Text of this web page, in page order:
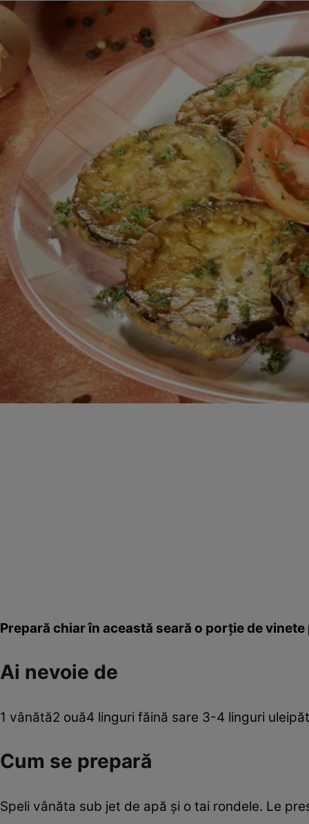
Prepară chiar în această seară o porţie de vinete
Ai nevoie de
1 vânătă2 ouă4 linguri făină sare 3-4 linguri
Cum se prepară
Speli vânăta sub jet de apă şi o tai rondele. Le